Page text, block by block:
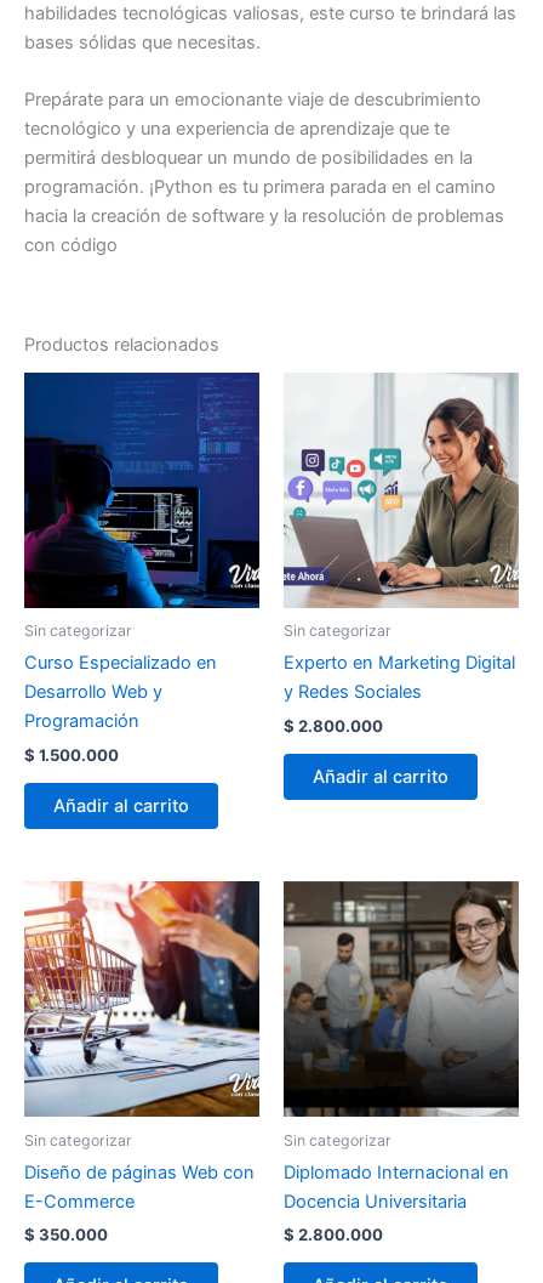
habilidades tecnológicas valiosas, este curso te brindará las
bases sólidas que necesitas.
Prepárate para un emocionante viaje de descubrimiento
tecnológico y una experiencia de aprendizaje que te
permitirá desbloquear un mundo de posibilidades en la
programación. ¡Python es tu primera parada en el camino
hacia la creación de software y la resolución de problemas
con código
Productos relacionados
Sin categorizar
Curso Especializado en
Desarrollo Web y
Programación
$ 1.500.000
Añadir al carrito
Sin categorizar
Experto en Marketing Digital
y Redes Sociales
$ 2.800.000
Añadir al carrito
Sin categorizar
Diseño de páginas Web con
E-Commerce
$ 350.000
Sin categorizar
Diplomado Internacional en
Docencia Universitaria
$ 2.800.000